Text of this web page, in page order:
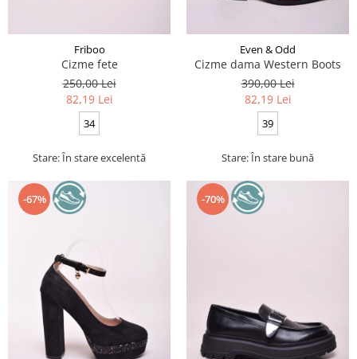
Friboo
Cizme fete
250,00 Lei
82,19 Lei
34
Stare: În stare excelentă
Even & Odd
Cizme dama Western Boots
390,00 Lei
82,19 Lei
39
Stare: În stare bună
-67% -70%